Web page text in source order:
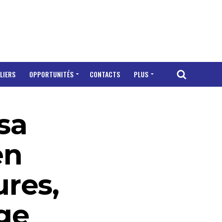
OPPORTUNITÉS CONTACTS PLUS